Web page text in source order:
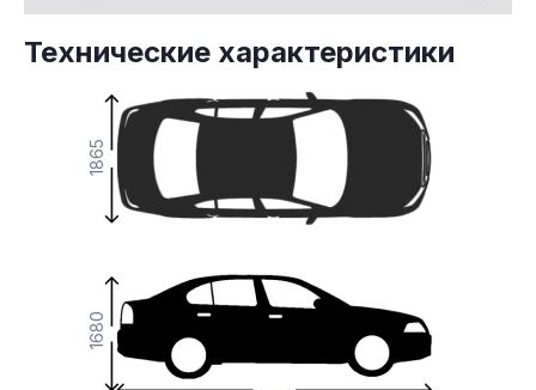
Технические характеристики
1680
1865